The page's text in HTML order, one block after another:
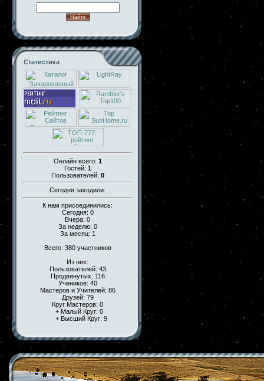
Статистика
Онлайн всего: 1
Гостей: 1
Пользователей: 0
Сегодня заходили:
К нам присоединились:
Сегодня: 0
Вчера: 0
За неделю: 0
За месяц: 1
Всего: 380 участников
Из них:
Пользователей: 43
Продвинутых: 116
Учеников: 40
Мастеров и Учителей: 86
Друзей: 79
Круг Мастеров: 0
+ Малый Круг: 0
+ Высший Круг: 9